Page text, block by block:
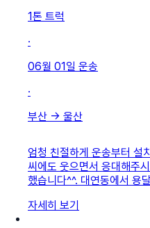
1톤 트럭
·
06월 01일 운송
·
부산 → 울산
엄청 친절하게 운송부터 설
씨에도 웃으면서 응대해주
했습니다^^. 대연동에서 용
자세히 보기